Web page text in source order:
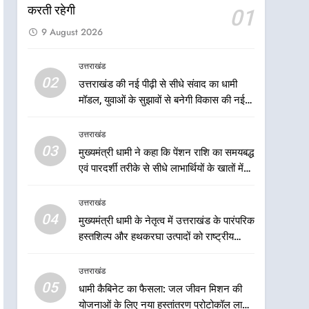
करती रहेगी
01
9 August 2026
02
उत्तराखंड
उत्तराखंड की नई पीढ़ी से सीधे संवाद का धामी
मॉडल, युवाओं के सुझावों से बनेगी विकास की नई
03
उत्तराखंड
मुख्यमंत्री धामी ने कहा कि पेंशन राशि का समयबद्ध
एवं पारदर्शी तरीके से सीधे लाभार्थियों के खातों में
सरकारी योजनाओं का सीधे लाभ मिल रहा है
04
उत्तराखंड
मुख्यमंत्री धामी के नेतृत्व में उत्तराखंड के पारंपरिक
हस्तशिल्प और हथकरघा उत्पादों को राष्ट्रीय
05
उत्तराखंड
धामी कैबिनेट का फैसला: जल जीवन मिशन की
योजनाओं के लिए नया हस्तांतरण प्रोटोकॉल लागू,
मुख्यमंत्री धामी की बैठक, सड़क
8
एमडीडीए बोर्ड बैठक में 25 विकास
प्रस्तावों को मिली मंजूरी, देहरादून-
1
मुख्यमंत्री धामी ने कहा कि प्रदेश
निरंतर कार्य करती रहेगी
2
उत्तराखंड की नई पीढ़ी से सीधे
दिशा
उत्तराखंड